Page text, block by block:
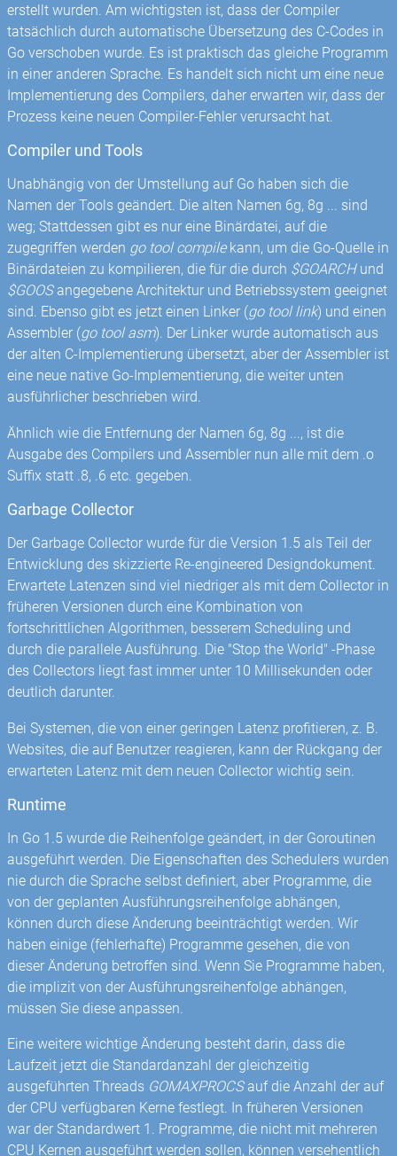
erstellt wurden. Am wichtigsten ist, dass der Compiler
tatsächlich durch automatische Übersetzung des C-Codes in
Go verschoben wurde. Es ist praktisch das gleiche Programm
in einer anderen Sprache. Es handelt sich nicht um eine neue
Implementierung des Compilers, daher erwarten wir, dass der
Prozess keine neuen Compiler-Fehler verursacht hat.
Compiler und Tools
Unabhängig von der Umstellung auf Go haben sich die
Namen der Tools geändert. Die alten Namen 6g, 8g ... sind
weg; Stattdessen gibt es nur eine Binärdatei, auf die
zugegriffen werden go tool compilekann, um die Go-Quelle in
Binärdateien zu kompilieren, die für die durch $GOARCHund
$GOOSangegebene Architektur und Betriebssystem geeignet
sind. Ebenso gibt es jetzt einen Linker (go tool link) und einen
Assembler (go tool asm). Der Linker wurde automatisch aus
der alten C-Implementierung übersetzt, aber der Assembler ist
eine neue native Go-Implementierung, die weiter unten
ausführlicher beschrieben wird.
Ähnlich wie die Entfernung der Namen 6g, 8g ..., ist die
Ausgabe des Compilers und Assembler nun alle mit dem .o
Suffix statt .8, .6 etc. gegeben.
Garbage Collector
Der Garbage Collector wurde für die Version 1.5 als Teil der
Entwicklung des skizzierte Re-engineered Designdokument.
Erwartete Latenzen sind viel niedriger als mit dem Collector in
früheren Versionen durch eine Kombination von
fortschrittlichen Algorithmen, besserem Scheduling und
durch die parallele Ausführung. Die "Stop the World" -Phase
des Collectors liegt fast immer unter 10 Millisekunden oder
deutlich darunter.
Bei Systemen, die von einer geringen Latenz profitieren, z. B.
Websites, die auf Benutzer reagieren, kann der Rückgang der
erwarteten Latenz mit dem neuen Collector wichtig sein.
Runtime
In Go 1.5 wurde die Reihenfolge geändert, in der Goroutinen
ausgeführt werden. Die Eigenschaften des Schedulers wurden
nie durch die Sprache selbst definiert, aber Programme, die
von der geplanten Ausführungsreihenfolge abhängen,
können durch diese Änderung beeinträchtigt werden. Wir
haben einige (fehlerhafte) Programme gesehen, die von
dieser Änderung betroffen sind. Wenn Sie Programme haben,
die implizit von der Ausführungsreihenfolge abhängen,
müssen Sie diese anpassen.
Eine weitere wichtige Änderung besteht darin, dass die
Laufzeit jetzt die Standardanzahl der gleichzeitig
ausgeführten Threads GOMAXPROCSauf die Anzahl der auf
der CPU verfügbaren Kerne festlegt. In früheren Versionen
war der Standardwert 1. Programme, die nicht mit mehreren
CPU Kernen ausgeführt werden sollen, können versehentlich